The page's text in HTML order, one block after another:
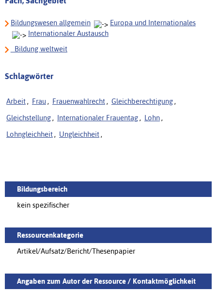
Bildungswesen allgemein
Europa und Internationales
Internationaler Austausch
_Bildung weltweit
Schlagwörter
Arbeit , Frau , Frauenwahlrecht , Gleichberechtigung ,
Gleichstellung , Internationaler Frauentag , Lohn ,
Lohngleichheit , Ungleichheit ,
Bildungsbereich
kein spezifischer
Ressourcenkategorie
Artikel/Aufsatz/Bericht/Thesenpapier
Angaben zum Autor der Ressource / Kontaktmöglichkeit